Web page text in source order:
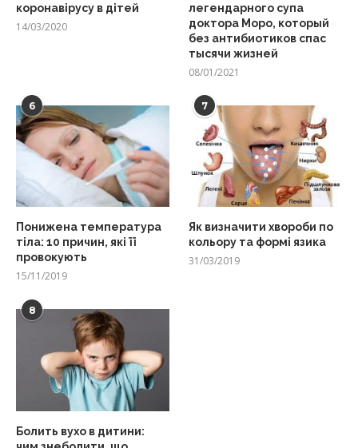
коронавірусу в дітей
14/03/2020
легендарного супа
доктора Моро, который
без антибиотиков спас
тысячи жизней
08/01/2021
6
Понижена температура
тіла: 10 причин, які її
провокують
15/11/2019
7
Як визначити хвороби по
кольору та формі язика
31/03/2019
8
Болить вухо в дитини: